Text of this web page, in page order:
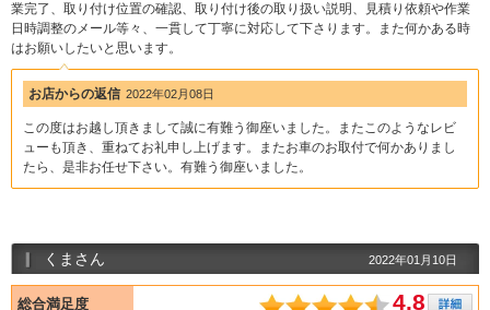
業完了、取り付け位置の確認、取り付け後の取り扱い説明、見積り依頼や作業
日時調整のメール等々、一貫して丁寧に対応して下さります。また何かある時
はお願いしたいと思います。
お店からの返信 2022年02月08日
この度はお越し頂きまして誠に有難う御座いました。またこのようなレビ
ューも頂き、重ねてお礼申し上げます。またお車のお取付で何かありまし
たら、是非お任せ下さい。有難う御座いました。
くまさん 2022年01月10日
総合満足度 4.8